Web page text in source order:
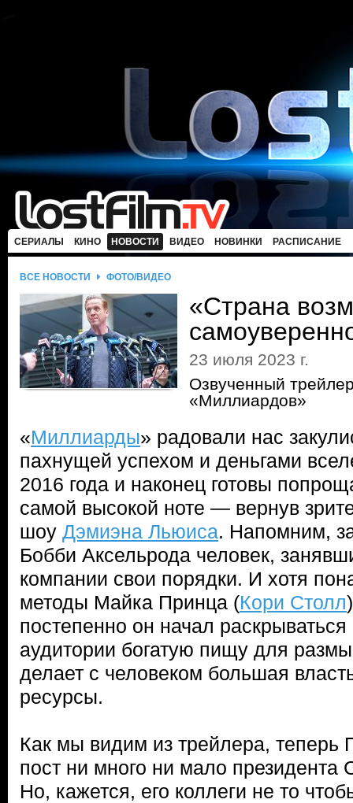
СЕРИАЛЫ КИНО НОВОСТИ ВИДЕО НОВИНКИ РАСПИСАНИЕ
ВСЕ НОВОСТИ ФОТО/ВИДЕО
«Страна
23 июля 2023 г.
Озвученный
«Миллиардов»
«Миллиарды» радовали нас
пахнущей успехом и деньгами
2016 года и наконец готовы
самой высокой ноте — вернув
шоу Дэмиэна Льюиса. Напомним,
Бобби Аксельрода человек,
компании свои порядки. И хотя
методы Майка Принца (Кори Столл
постепенно он начал
аудитории богатую пищу для
делает с человеком большая
ресурсы.
Как мы видим из трейлера, теперь
пост ни много ни мало
Но, кажется, его коллеги не то